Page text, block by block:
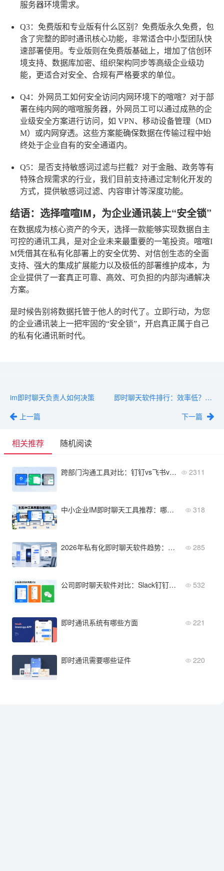
服务器环境需求。
Q3：免费版和专业版有什么区别？ 免费版永久免费，包
含了完整的即时通讯核心功能，非常适合中小型团队快
速部署使用。专业版则在免费版基础上，增加了信创环
境支持、数据库加密、组织架构同步等高级企业级功
能，更适合对安全、合规有严格要求的单位。
Q4：外网员工如何安全访问内网环境下的喧喧？ 对于部
署在纯内网的喧喧服务器，外网员工可以通过成熟的企
业级安全方案进行访问，如 VPN、移动设备管理（MD
M）或内网穿透。这些方案能确保数据在传输过程中始
终处于企业自有的安全通道内。
Q5：是否支持敏感词过滤与拦截？ 对于金融、政务等有
特殊合规需求的行业，我们目前支持通过定制化开发的
方式，提供敏感词过滤、内容审计等深度功能。
结语：选择喧喧IM，为企业通讯装上“安全锁”
在数据成为核心资产的今天，选择一款能够实现数据自主
可控的通讯工具，是对企业未来最重要的一笔投资。喧喧I
M凭借其在私有化部署上的安全优势、对信创生态的全面
支持、强大的集成扩展能力以及极低的部署维护成本，为
企业提供了一套真正可靠、高效、可负担的内部沟通解决
方案。
是时候告别将数据托管于他人的时代了。立即行动，为您
的企业通讯装上一把牢固的“安全锁”，开启真正属于自己
的私有化通讯新时代。
im即时聊天负责人如何决策
上一篇
即时聊天软件排行：效率低？选对工具是关键
下一篇
相关推荐 随机阅读
跨部门沟通工具对比：钉钉vs飞书vs企业微信 2311
中小企业IM即时聊天工具推荐：哪款性价比最高？ 318
2026年私有化即时聊天软件趋势：哪些功能将成为企业刚需？ 285
公司即时聊天软件对比：Slack钉钉企业微信区别在哪？ 532
即时通讯系统有哪些方面 221
即时通讯需要哪些证件 220